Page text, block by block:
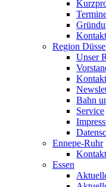
Kontakt
Region
Unser
Kontakt
Bahn
Service
Ennepe-Ruhr
Kontakt
Essen